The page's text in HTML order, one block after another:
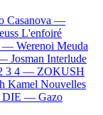
Casanova —
L'enfoiré
— Werenoi Meuda
Josman Interlude
3 4 — ZOKUSH
Kamel Nouvelles
DIE — Gazo